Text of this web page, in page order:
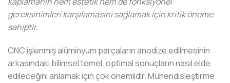
gereksinimleri karşılamasını sağlamak için kritik öneme
sahiptir.
CNC işlenmiş alüminyum parçaların anodize edilmesinin
arkasındaki bilimsel temel, optimal sonuçların nasıl elde
edileceğini anlamak için çok önemlidir. Mühendisleştirme